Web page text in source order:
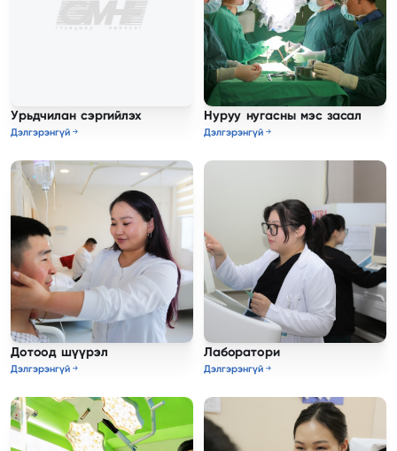
Урьдчилан сэргийлэх
Дэлгэрэнгүй
Нуруу нугасны мэс засал
Дэлгэрэнгүй
Дотоод шүүрэл
Дэлгэрэнгүй
Лаборатори
Дэлгэрэнгүй